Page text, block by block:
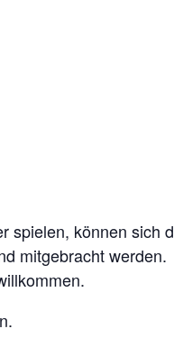
können sich
mitgebracht werden.